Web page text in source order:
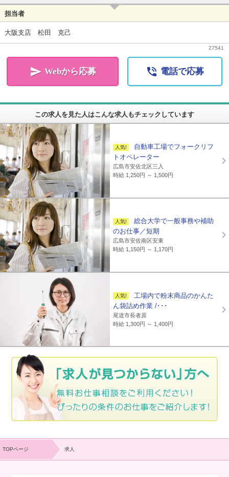
担当者
大阪支店 松田 克己
27541
 Webから応募  電話で応募
この求人を見た人はこんな求人もチェックしています
自動車工場でフォークリフ
トオペレーター
広島市安佐北区三入
時給 1,250円 ～ 1,500円
総合大学で一般事務や補助
のお仕事／短期
広島市安佐南区安東
時給 1,150円 ～ 1,170円
工場内で粉末商品のかんた
ん袋詰め作業 /･･･
尾道市長者原
時給 1,300円 ～ 1,400円
TOPページ 求人